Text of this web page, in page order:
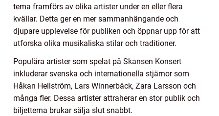
tema framförs av olika artister under en eller flera
kvällar. Detta ger en mer sammanhängande och
djupare upplevelse för publiken och öppnar upp för att
utforska olika musikaliska stilar och traditioner.
Populära artister som spelat på Skansen Konsert
inkluderar svenska och internationella stjärnor som
Håkan Hellström, Lars Winnerbäck, Zara Larsson och
många fler. Dessa artister attraherar en stor publik och
biljetterna brukar sälja slut snabbt.